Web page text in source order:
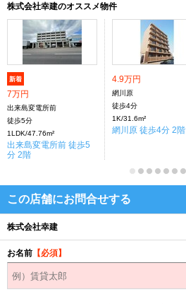
株式会社幸建のオススメ物件
新着
7万円
出来島変電所前
徒歩5分
1LDK/47.76m²
出来島変電所前 徒歩5
分 2階
4.9万円
網川原
徒歩4分
1K/31.6m²
網川原 徒歩4分 2階
この店舗にお問合せする
株式会社幸建
お名前 【必須】